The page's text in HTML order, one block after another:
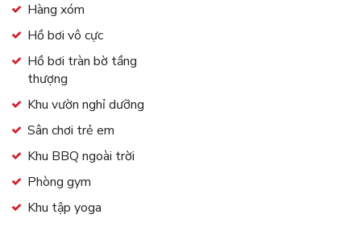
Hàng xóm
Hồ bơi vô cực
Hồ bơi tràn bờ tầng
thượng
Khu vườn nghỉ dưỡng
Sân chơi trẻ em
Khu BBQ ngoài trời
Phòng gym
Khu tập yoga